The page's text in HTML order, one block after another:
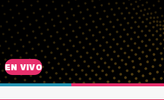
EN VIVO